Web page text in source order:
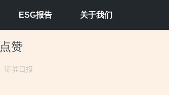
ESG报告 关于我们
赞
证券日报